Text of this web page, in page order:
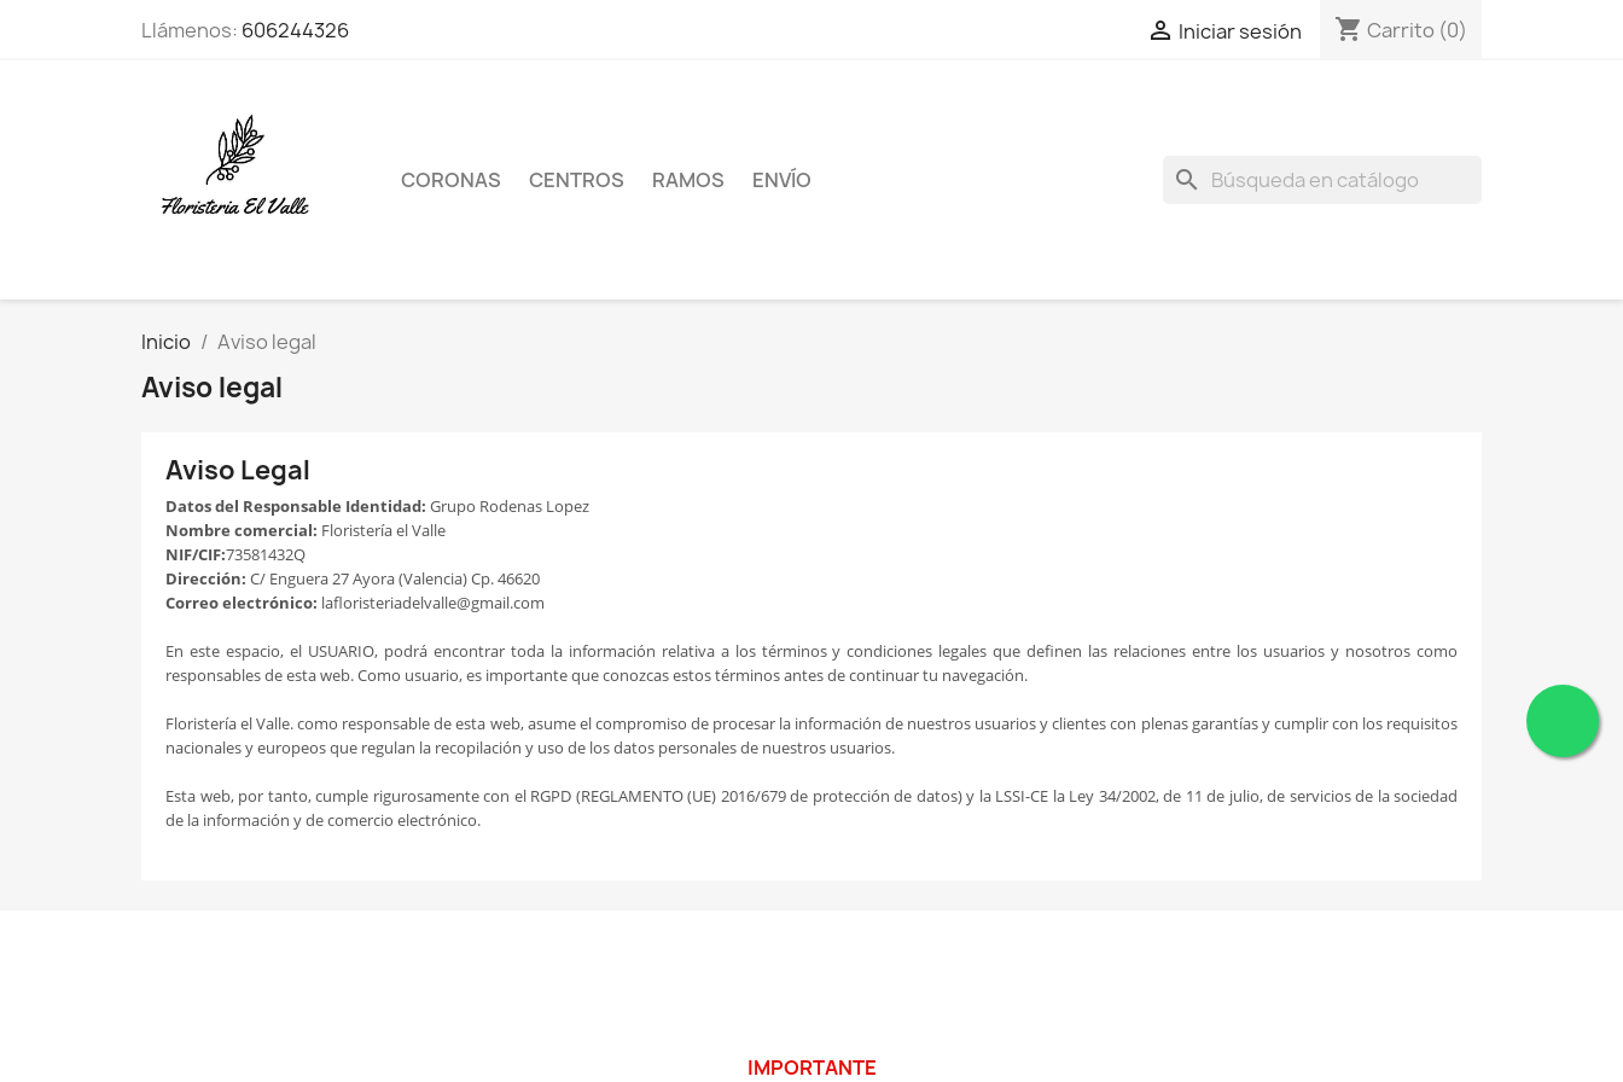
Llámenos: 606244326  Iniciar sesión shopping_cart Carrito (0)
CORONAS CENTROS RAMOS ENVÍO search
Inicio Aviso legal
Aviso legal
Aviso Legal
Datos del Responsable Identidad: Grupo Rodenas Lopez
Nombre comercial: Floristería el Valle
NIF/CIF:73581432Q
Dirección: C/ Enguera 27 Ayora (Valencia) Cp. 46620
Correo electrónico: lafloristeriadelvalle@gmail.com
En este espacio, el USUARIO, podrá encontrar toda la información relativa a los términos y condiciones legales que definen las relaciones entre los usuarios y nosotros como
responsables de esta web. Como usuario, es importante que conozcas estos términos antes de continuar tu navegación.
Floristería el Valle. como responsable de esta web, asume el compromiso de procesar la información de nuestros usuarios y clientes con plenas garantías y cumplir con los requisitos
nacionales y europeos que regulan la recopilación y uso de los datos personales de nuestros usuarios.
Esta web, por tanto, cumple rigurosamente con el RGPD (REGLAMENTO (UE) 2016/679 de protección de datos) y la LSSI-CE la Ley 34/2002, de 11 de julio, de servicios de la sociedad
de la información y de comercio electrónico.
IMPORTANTE